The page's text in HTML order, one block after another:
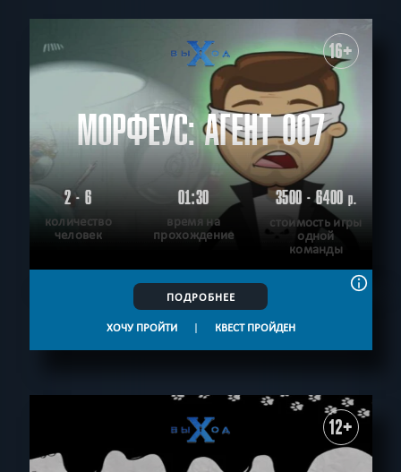
16+
МОРФЕУС: АГЕНТ 007
2 - 6
количество
человек
01:30
время на
прохождение
3500 - 6400р.
стоимость игры
одной
команды
ПОДРОБНЕЕ
ХОЧУ ПРОЙТИ | КВЕСТ ПРОЙДЕН
12+